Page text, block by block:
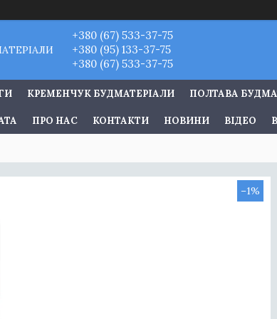
+380 (67) 533-37-75
+380 (95) 133-37-75
+380 (67) 533-37-75
КРЕМЕНЧУК БУДМАТЕРІАЛИ ПОЛТАВА
ПРО НАС КОНТАКТИ НОВИНИ ВІДЕО
–1%